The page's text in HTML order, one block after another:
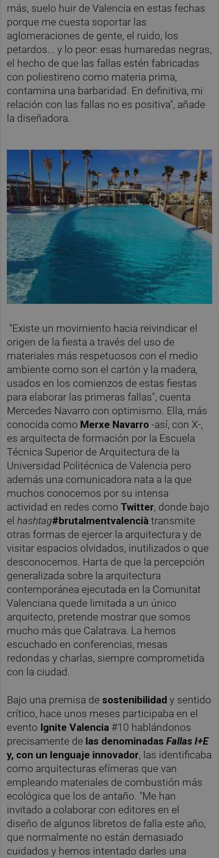
más, suelo huir de Valencia en estas fechas
porque me cuesta soportar las
aglomeraciones de gente, el ruido, los
petardos... y lo peor: esas humaredas negras,
el hecho de que las fallas estén fabricadas
con poliestireno como materia prima,
contamina una barbaridad. En definitiva, mi
relación con las fallas no es positiva", añade
la diseñadora.
"Existe un movimiento hacia reivindicar el
origen de la fiesta a través del uso de
materiales más respetuosos con el medio
ambiente como son el cartón y la madera,
usados en los comienzos de estas fiestas
para elaborar las primeras fallas", cuenta
Mercedes Navarro con optimismo. Ella, más
conocida como Merxe Navarro-así, con X-,
es arquitecta de formación por la Escuela
Técnica Superior de Arquitectura de la
Universidad Politécnica de Valencia pero
además una comunicadora nata a la que
muchos conocemos por su intensa
actividad en redes comoTwitter, donde bajo
elhashtag#brutalmentvalencià transmite
otras formas de ejercer la arquitectura y de
visitar espacios olvidados, inutilizados o que
desconocemos. Harta de que la percepción
generalizada sobre la arquitectura
contemporánea ejecutada en la Comunitat
Valenciana quede limitada a un único
arquitecto, pretende mostrar que somos
mucho más que Calatrava. La hemos
escuchado en conferencias, mesas
redondas y charlas, siempre comprometida
con la ciudad.
Bajo una premisa desostenibilidad y sentido
crítico, hace unos meses participaba en el
evento Ignite Valencia #10 hablándonos
precisamente de las denominadasFallas I+E
y, con un lenguaje innovador, las identificaba
como arquitecturas efímeras que van
empleando materiales de combustión más
ecológica que los de antaño. "Me han
invitado a colaborar con editores en el
diseño de algunos libretos de falla este año,
que normalmente no están demasiado
cuidados y hemos intentado darles una